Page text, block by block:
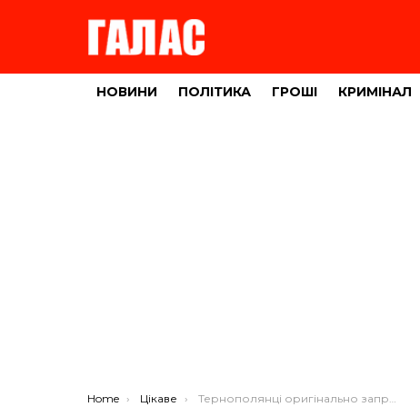
НОВИНИ ПОЛІТИКА ГРОШІ КРИМІНАЛ
You are here:
Home Цікаве Тернополянці оригінально запропонували вийти заміж (фото)